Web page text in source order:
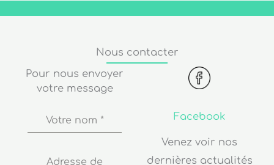
Nous contacter
Pour nous envoyer
votre message
Votre nom *
Adresse de
Facebook
Venez voir nos
dernières actualités